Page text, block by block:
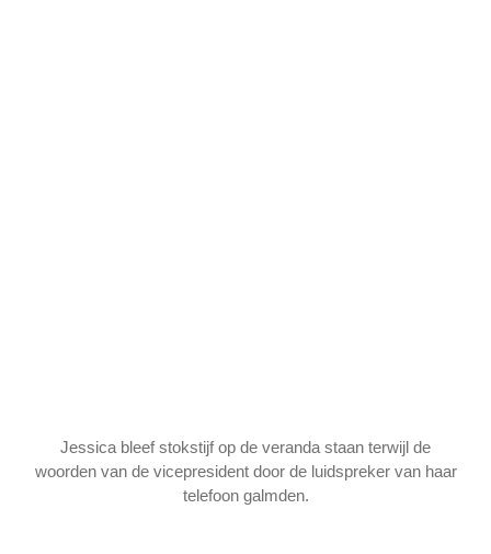
Jessica bleef stokstijf op de veranda staan terwijl de
woorden van de vicepresident door de luidspreker van haar
telefoon galmden.